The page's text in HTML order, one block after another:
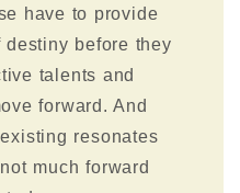
have to provide
before they
talents and
forward. And
resonates
much forward